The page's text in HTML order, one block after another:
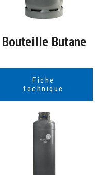
Bouteille Butane
Fiche
technique